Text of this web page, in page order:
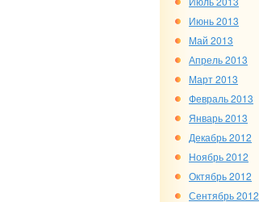
Июнь 2013
Май 2013
Апрель 2013
Март 2013
Февраль 2013
Январь 2013
Декабрь 2012
Ноябрь 2012
Октябрь 2012
Сентябрь 2012